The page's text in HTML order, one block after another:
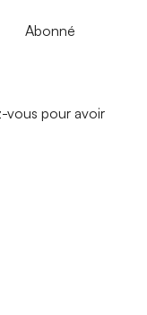
Abonné
vous pour avoir